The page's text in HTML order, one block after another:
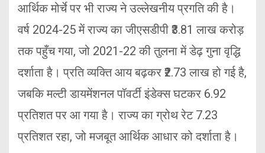
आर्थिक मोर्चे पर भी राज्य ने उल्लेखनीय प्रगति की है।
वर्ष 2024-25 में राज्य का जीएसडीपी ₹3.81 लाख करोड़
तक पहुँच गया, जो 2021-22 की तुलना में डेढ़ गुना वृद्धि
दर्शाता है। प्रति व्यक्ति आय बढ़कर ₹2.73 लाख हो गई है,
जबकि मल्टी डायमेंशनल पॉवर्टी इंडेक्स घटकर 6.92
प्रतिशत पर आ गया है। राज्य का ग्रोथ रेट 7.23
प्रतिशत रहा, जो मजबूत आर्थिक आधार को दर्शाता है।